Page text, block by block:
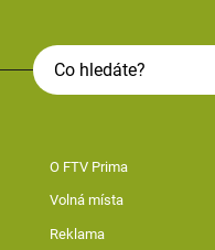
O FTV Prima
Volná místa
Reklama